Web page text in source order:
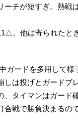
チが短すぎ。熱戦
。他は寄られたと
ガードを多用して様
は投げとガードブ
タイマンはガード
戦で勝負決まるので